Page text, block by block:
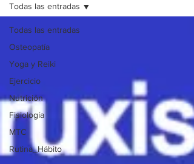
Todas las entradas
Osteopatía
Yoga y Reiki
Ejercicio
Nutrición
Fisiología
MTC
Rutina_Hábito
Todas las entradas